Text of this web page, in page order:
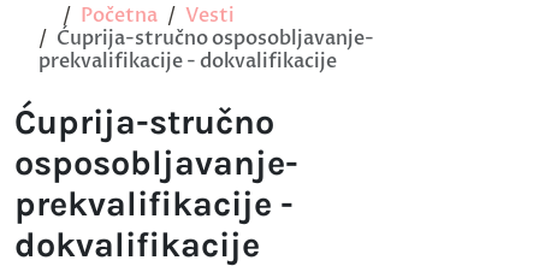
Početna
Vesti
Ćuprija-stručno osposobljavanje-
prekvalifikacije - dokvalifikacije
Ćuprija-stručno
osposobljavanje-
prekvalifikacije -
dokvalifikacije